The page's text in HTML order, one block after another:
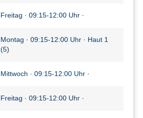
Freitag · 09:15-12:00 Uhr ·
Montag · 09:15-12:00 Uhr · Haut 1
(5)
Mittwoch · 09:15-12:00 Uhr ·
Freitag · 09:15-12:00 Uhr ·